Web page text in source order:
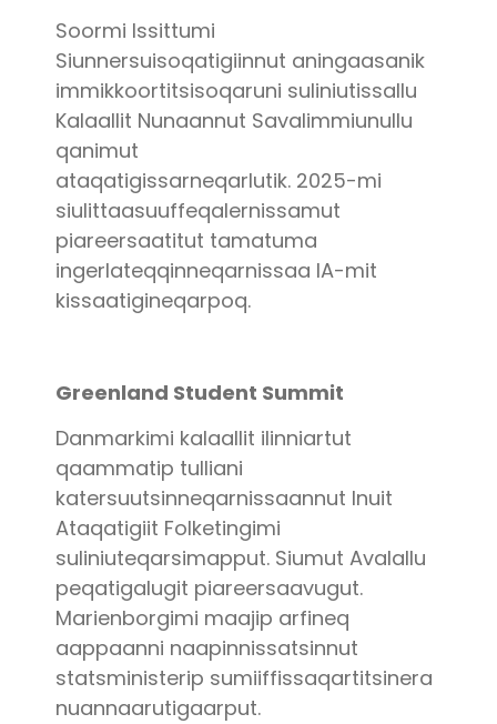
Soormi Issittumi
Siunnersuisoqatigiinnut aningaasanik
immikkoortitsisoqaruni suliniutissallu
Kalaallit Nunaannut Savalimmiunullu
qanimut
ataqatigissarneqarlutik. 2025-mi
siulittaasuuffeqalernissamut
piareersaatitut tamatuma
ingerlateqqinneqarnissaa IA-mit
kissaatigineqarpoq.
Greenland Student Summit
Danmarkimi kalaallit ilinniartut
qaammatip tulliani
katersuutsinneqarnissaannut Inuit
Ataqatigiit Folketingimi
suliniuteqarsimapput. Siumut Avalallu
peqatigalugit piareersaavugut.
Marienborgimi maajip arfineq
aappaanni naapinnissatsinnut
statsministerip sumiiffissaqartitsinera
nuannaarutigaarput.